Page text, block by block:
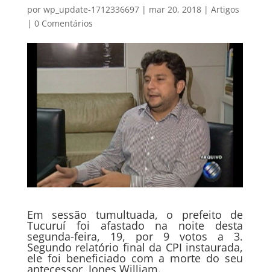
por wp_update-1712336697| mar 20, 2018| Artigos
| 0 Comentários
Em sessão tumultuada, o prefeito de
Tucuruí foi afastado na noite desta
segunda-feira, 19, por 9 votos a 3.
Segundo relatório final da CPI instaurada,
ele foi beneficiado com a morte do seu
antecessor, Jones William.